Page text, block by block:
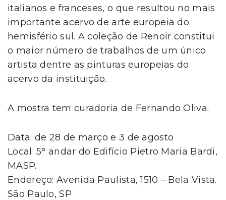
italianos e franceses, o que resultou no mais
importante acervo de arte europeia do
hemisfério sul. A coleção de Renoir constitui
o maior número de trabalhos de um único
artista dentre as pinturas europeias do
acervo da instituição.
A mostra tem curadoria de Fernando Oliva.
Data: de 28 de março e 3 de agosto
Local: 5° andar do Edifício Pietro Maria Bardi,
MASP.
Endereço: Avenida Paulista, 1510 – Bela Vista.
São Paulo, SP